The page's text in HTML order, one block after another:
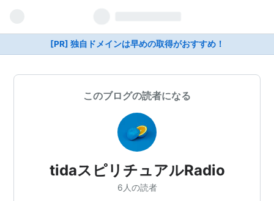
[PR] 独自ドメインは早めの取得がおすすめ！
このブログの読者になる
tidaスピリチュアルRadio
6人の読者